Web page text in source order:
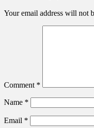
Your email address will not
Comment *
Name *
Email *